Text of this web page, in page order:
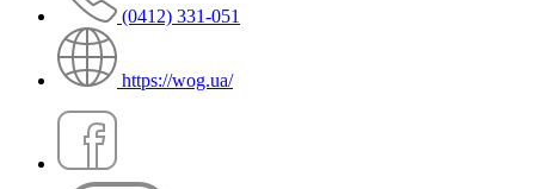
(0412) 331-051
https://wog.ua/